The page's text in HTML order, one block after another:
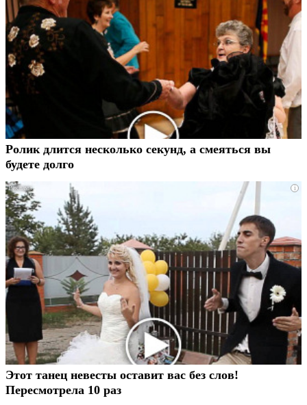
Ролик длится несколько секунд, а смеяться вы
будете долго
i
Этот танец невесты оставит вас без слов!
Пересмотрела 10 раз